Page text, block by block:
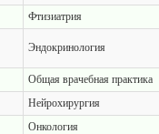
Фтизиатрия
Эндокринология
Общая врачебная практика
Нейрохирургия
Онкология